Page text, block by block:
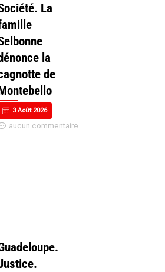
La
la
de
3 Août 2026
aucun commentaire